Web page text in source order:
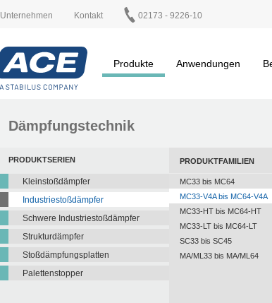
Unternehmen Kontakt 02173 - 9226-10
Produkte
Anwendungen
Dämpfungstechnik
PRODUKTSERIEN
Kleinstoßdämpfer
Industriestoßdämpfer
Schwere Industriestoßdämpfer
Strukturdämpfer
Stoßdämpfungsplatten
Palettenstopper
PRODUKTFAMILIEN
MC33 bis MC64
MC33-V4A bis MC64-V4A
MC33-HT bis MC64-HT
MC33-LT bis MC64-LT
SC33 bis SC45
MA/ML33 bis MA/ML64